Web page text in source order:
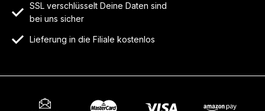
SSL verschlüsselt Deine Daten sind
bei uns sicher
Lieferung in die Filiale kostenlos